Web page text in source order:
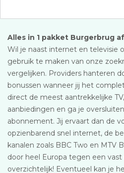
Alles in 1 pakket Burgerbrug
Wil je naast internet en televisie
gebruik te maken van onze
vergelijken. Providers hanteren
bonussen wanneer jij het
direct de meest aantrekkelijke
aanbiedingen en ga je
abonnement. Jij ervaart dan de
opzienbarend snel internet, de
kanalen zoals BBC Two en MTV
door heel Europa tegen een
overzichtelijk! Eventueel kan je